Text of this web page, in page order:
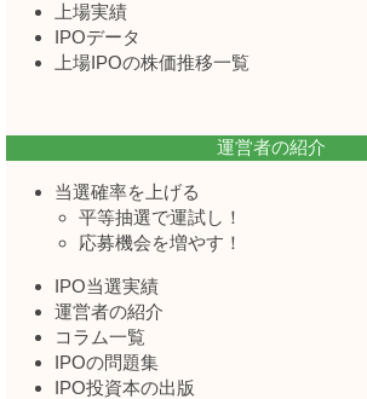
上場実績
IPOデータ
上場IPOの株価推移一覧
運営者の紹介
当選確率を上げる
平等抽選で運試し！
応募機会を増やす！
IPO当選実績
運営者の紹介
コラム一覧
IPOの問題集
IPO投資本の出版